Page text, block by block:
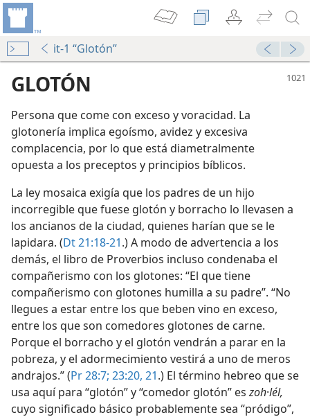
it-1 “Glotón”
GLOTÓN
Persona que come con exceso y voracidad. La
glotonería implica egoísmo, avidez y excesiva
complacencia, por lo que está diametralmente
opuesta a los preceptos y principios bíblicos.
La ley mosaica exigía que los padres de un hijo
incorregible que fuese glotón y borracho lo llevasen a
los ancianos de la ciudad, quienes harían que se le
lapidara. (Dt 21:18-21.) A modo de advertencia a los
demás, el libro de Proverbios incluso condenaba el
compañerismo con los glotones: “El que tiene
compañerismo con glotones humilla a su padre”. “No
llegues a estar entre los que beben vino en exceso,
entre los que son comedores glotones de carne.
Porque el borracho y el glotón vendrán a parar en la
pobreza, y el adormecimiento vestirá a uno de meros
andrajos.” (Pr 28:7; 23:20, 21.) El término hebreo que se
usa aquí para “glotón” y “comedor glotón” eszoh·lél,
cuyo significado básico probablemente sea “pródigo”,